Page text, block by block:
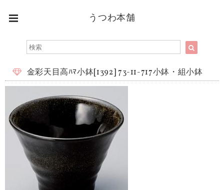
うつわ本舗
金彩天目高ﾊﾏ小鉢[1392] 73-11-717小鉢・組小鉢